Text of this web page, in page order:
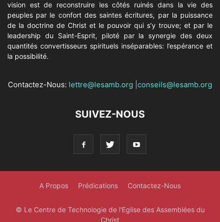
vision est de reconstruire les côtés ruinés dans la vie des
peuples par le confort des saintes écritures, par la puissance
de la doctrine de Christ et le pouvoir qui s’y trouve; et par le
leadership du Saint-Esprit, piloté par la synergie des deux
quantités convertisseurs spirituels inséparables: l’espérance et
la possibilité.
Contactez-Nous: lettre@lesamb.org conseils@lesamb.org
SUIVEZ-NOUS
A Propos Prédications Contactez-Nous
© Le Centre de Technologie de l'Eglise des Assemblées du
Christ